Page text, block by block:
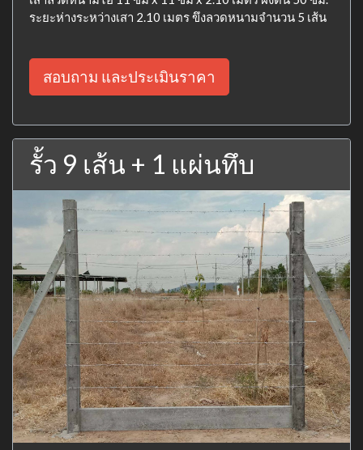
ระยะห่างระหว่างเสา 2.10 เมตร ขึงลวดหนามจำนวน 5 เส้น
สอบถาม และประเมินราคา
รั้ว 9 เส้น + 1 แผ่นทึบ